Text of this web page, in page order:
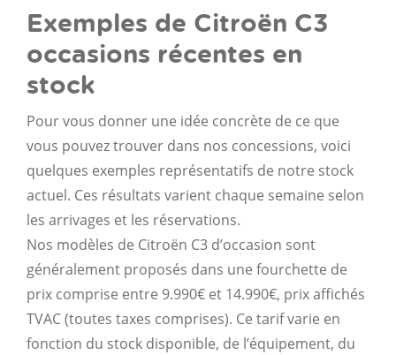
Exemples de Citroën C3
occasions récentes en
stock
Pour vous donner une idée concrète de ce que
vous pouvez trouver dans nos concessions, voici
quelques exemples représentatifs de notre stock
actuel. Ces résultats varient chaque semaine selon
les arrivages et les réservations.
Nos modèles de Citroën C3 d’occasion sont
généralement proposés dans une fourchette de
prix comprise entre 9.990€ et 14.990€, prix affichés
TVAC (toutes taxes comprises). Ce tarif varie en
fonction du stock disponible, de l’équipement, du